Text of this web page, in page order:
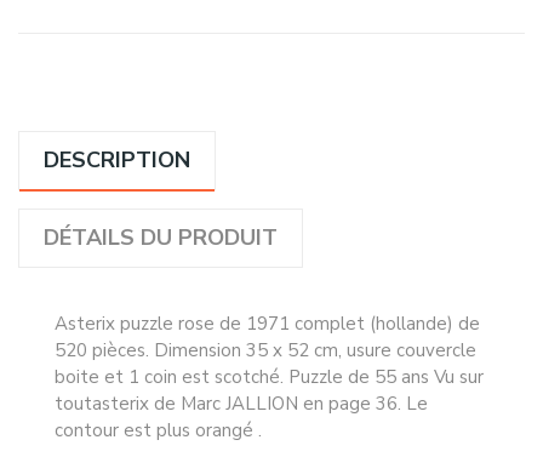
DESCRIPTION
DÉTAILS DU PRODUIT
Asterix puzzle rose de 1971 complet (hollande) de
520 pièces. Dimension 35 x 52 cm, usure couvercle
boite et 1 coin est scotché. Puzzle de 55 ans Vu sur
toutasterix de Marc JALLION en page 36. Le
contour est plus orangé .